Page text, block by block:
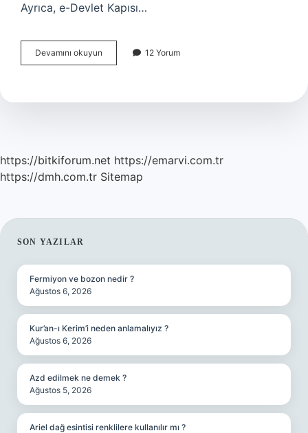
Ayrıca, e-Devlet Kapısı…
Devamını okuyun Hamilelere
Ne
12 Yorum
https://bitkiforum.net https://emarvi.com.tr
https://dmh.com.tr Sitemap
SIDEBAR
SON YAZILAR
Fermiyon ve bozon nedir ?
Ağustos 6, 2026
Kur’an-ı Kerim’i neden anlamalıyız ?
Ağustos 6, 2026
Azd edilmek ne demek ?
Ağustos 5, 2026
Ariel dağ esintisi renklilere kullanılır mı ?